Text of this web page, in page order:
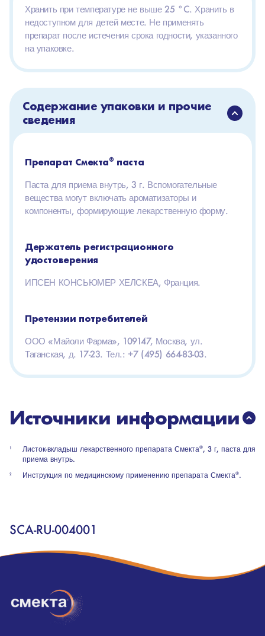
Хранить при температуре не выше 25 °C. Хранить в
недоступном для детей месте. Не применять
препарат после истечения срока годности, указанного
на упаковке.
Содержание упаковки и прочие
сведения
Препарат Смекта® паста
Паста для приема внутрь, 3 г. Вспомогательные
вещества могут включать ароматизаторы и
компоненты, формирующие лекарственную форму.
Держатель регистрационного
удостоверения
ИПСЕН КОНСЬЮМЕР ХЕЛСКЕА, Франция.
Претензии потребителей
ООО «Майоли Фарма», 109147, Москва, ул.
Таганская, д. 17-23. Тел.: +7 (495) 664-83-03.
Источники информации
Листок-вкладыш лекарственного препарата Смекта®, 3 г, паста для
приема внутрь.
Инструкция по медицинскому применению препарата Смекта®.
SCA-RU-004001